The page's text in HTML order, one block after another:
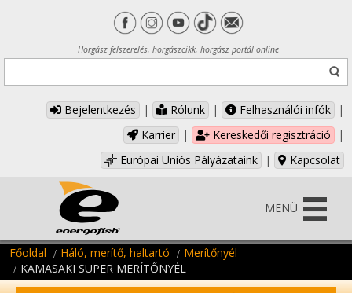
Horgász felszerelés, horgászcikk, horgász portál online
Bejelentkezés | Rólunk | Felhasználói infók
|
Karrier
| Kereskedői regisztráció
|
Európai Uniós Pályázataink
| Kapcsolat
MENÜ
Főoldal Háló, merítő, haltartó
Merítőnyél
KAMASAKI SUPER MERÍTŐNYÉL